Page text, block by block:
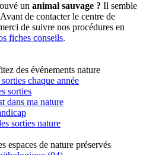
un animal sauvage ? Il semble
de contacter le centre de
de suivre nos procédures en
fiches conseils.
des événements nature
chaque année
sorties
dans ma nature
sorties nature
espaces de nature préservés